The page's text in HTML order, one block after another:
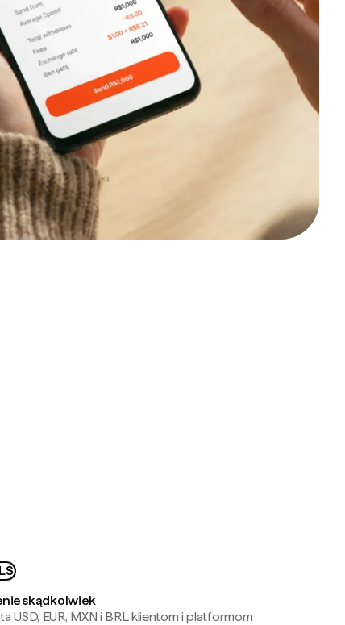
skądkolwiek
USD, EUR, MXN i BRL klientom i platformom